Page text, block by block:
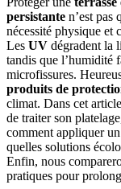
persistante n’est pas
nécessité physique et
Les UV dégradent la
tandis que l’humidité
microfissures.
produits de
climat. Dans cet
de traiter son
comment appliquer un
quelles solutions
Enfin, nous
pratiques pour